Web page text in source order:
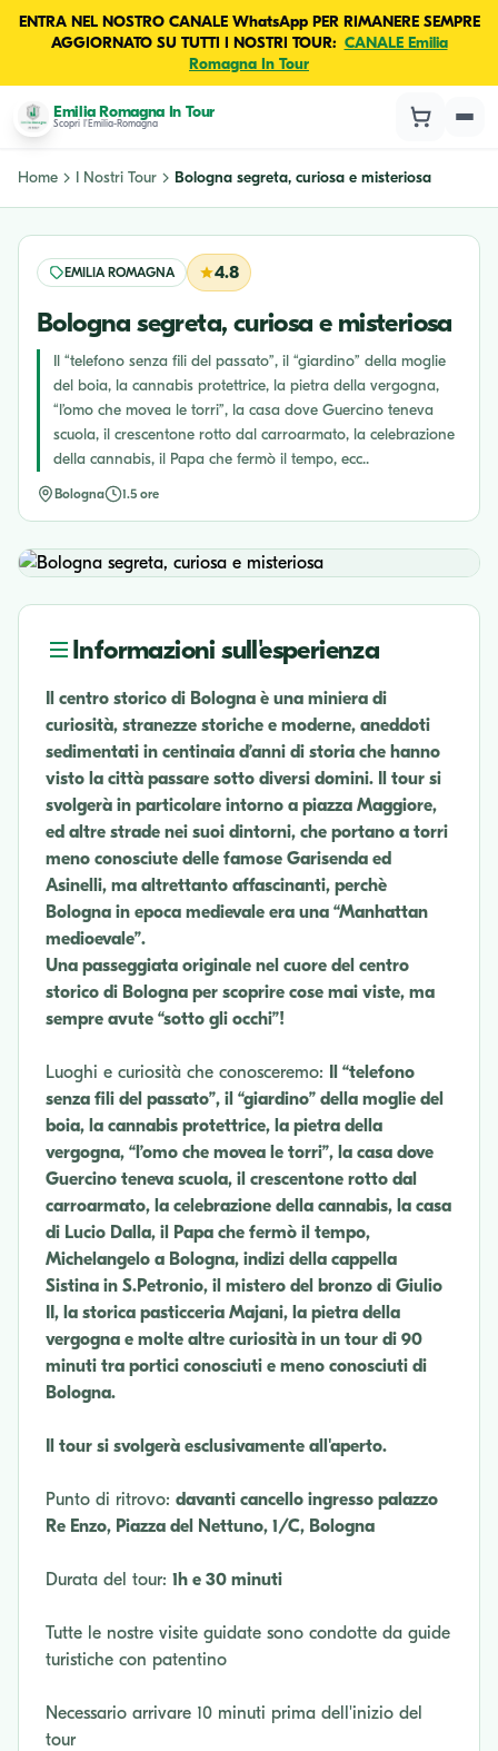
ENTRA NEL NOSTRO CANALE WhatsApp PER RIMANERE SEMPRE
AGGIORNATO SU TUTTI I NOSTRI TOUR: CANALE Emilia
Romagna In Tour
Emilia Romagna In Tour
Scopri l'Emilia-Romagna
Home I Nostri Tour Bologna segreta, curiosa e misteriosa
EMILIA ROMAGNA 4.8
Bologna segreta, curiosa e misteriosa
Il “telefono senza fili del passato”, il “giardino” della moglie
del boia, la cannabis protettrice, la pietra della vergogna,
“l’omo che movea le torri”, la casa dove Guercino teneva
scuola, il crescentone rotto dal carroarmato, la celebrazione
della cannabis, il Papa che fermò il tempo, ecc..
Bologna 1.5 ore
Informazioni sull'esperienza
Il centro storico di Bologna è una miniera di
curiosità, stranezze storiche e moderne, aneddoti
sedimentati in centinaia d’anni di storia che hanno
visto la città passare sotto diversi domini. Il tour si
svolgerà in particolare intorno a piazza Maggiore,
ed altre strade nei suoi dintorni, che portano a torri
meno conosciute delle famose Garisenda ed
Asinelli, ma altrettanto affascinanti, perchè
Bologna in epoca medievale era una “Manhattan
medioevale”.
Una passeggiata originale nel cuore del centro
storico di Bologna per scoprire cose mai viste, ma
sempre avute “sotto gli occhi”!
Luoghi e curiosità che conosceremo:
Il “telefono
senza fili del passato”, il “giardino” della moglie del
boia, la cannabis protettrice, la pietra della
vergogna, “l’omo che movea le torri”, la casa dove
Guercino teneva scuola, il crescentone rotto dal
carroarmato, la celebrazione della cannabis, la casa
di Lucio Dalla, il Papa che fermò il tempo,
Michelangelo a Bologna, indizi della cappella
Sistina in S.Petronio, il mistero del bronzo di Giulio
II, la storica pasticceria Majani, la pietra della
vergogna e molte altre curiosità in un tour di 90
minuti tra portici conosciuti e meno conosciuti di
Bologna.
Il tour si svolgerà esclusivamente all'aperto.
Punto di ritrovo: davanti cancello ingresso palazzo
Re Enzo, Piazza del Nettuno, 1/C, Bologna
Durata del tour: 1h e 30 minuti
Tutte le nostre visite guidate sono condotte da guide
turistiche con patentino
Necessario arrivare 10 minuti prima dell'inizio del
tour